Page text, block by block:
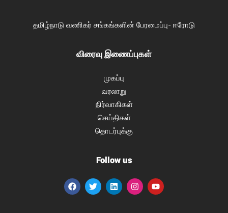
தமிழ்நாடு வணிகர் சங்கங்களின் பேரமைப்பு- ஈரோடு
விரைவு இணைப்புகள்
முகப்பு
வரலாறு
நிர்வாகிகள்
செய்திகள்
தொடர்புக்கு
Follow us